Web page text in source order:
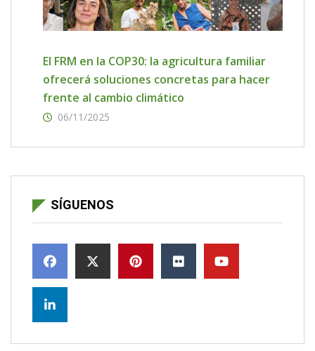
El FRM en la COP30: la agricultura familiar
ofrecerá soluciones concretas para hacer
frente al cambio climático
06/11/2025
SÍGUENOS